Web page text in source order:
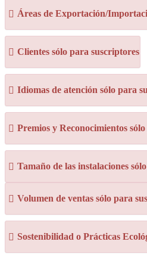
Áreas de Exportación/
Clientes sólo para suscriptores
Idiomas de atención sólo para
Premios y Reconocimientos
Tamaño de las instalaciones
Volumen de ventas sólo para
Sostenibilidad o Prácticas